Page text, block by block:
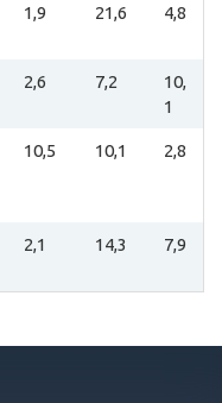
1,9 21,6 4,8
2,6 7,2
10,
1
10,5 10,1 2,8
2,1 14,3 7,9